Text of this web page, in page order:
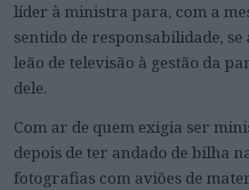
líder à ministra para, com a
sentido de responsabilidade,
leão de televisão à gestão da
dele.
Com ar de quem exigia ser
depois de ter andado de bilha
fotografias com aviões de